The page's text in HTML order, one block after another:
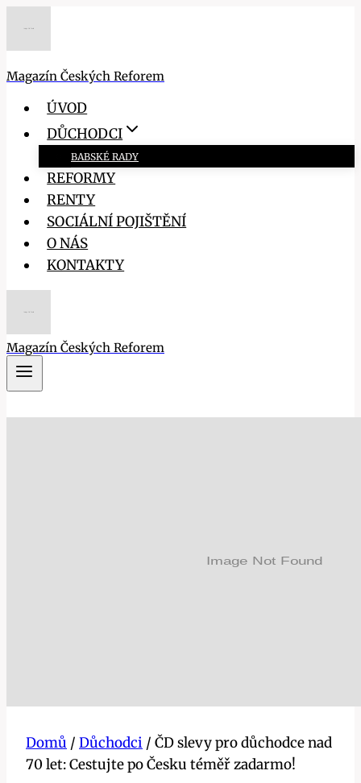
Magazín Českých Reforem
ÚVOD
DŮCHODCI
BABSKÉ RADY
REFORMY
RENTY
SOCIÁLNÍ POJIŠTĚNÍ
O NÁS
KONTAKTY
Magazín Českých Reforem
Domů / Důchodci / ČD slevy pro důchodce nad
70 let: Cestujte po Česku téměř zadarmo!